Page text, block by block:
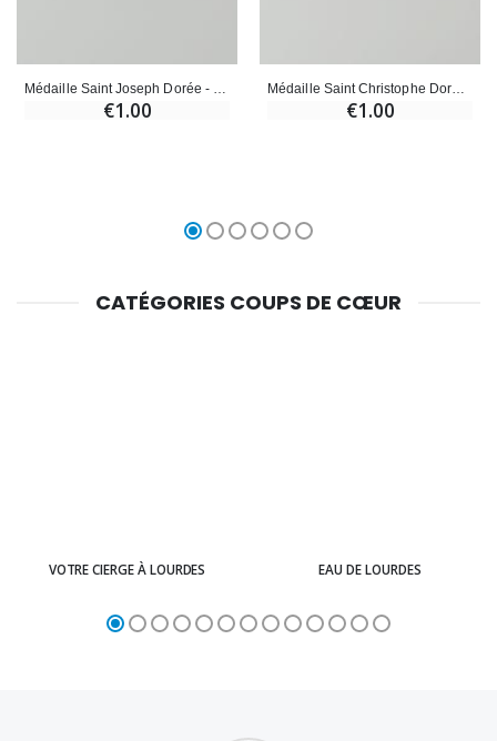
€1.00
Médaille Saint Christophe Dorée - 15mm
€1.00
CATÉGORIES COUPS DE CŒUR
VOTRE CIERGE À LOURDES EAU DE LOURDES